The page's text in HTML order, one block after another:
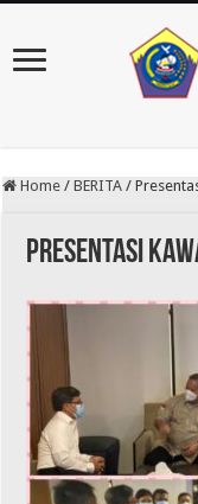
Home / BERITA /
Presentasi